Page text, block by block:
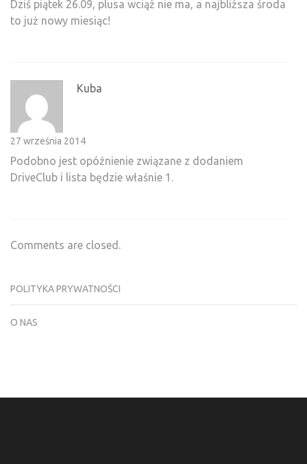
Dziś piątek 26.09, plusa wciąż nie ma, a najbliższa środa
to już nowy miesiąc!
Kuba
27 września 2014
Podobno jest opóźnienie związane z dodaniem
DriveClub i lista będzie właśnie 1.
Comments are closed.
POLITYKA PRYWATNOŚCI
O NAS